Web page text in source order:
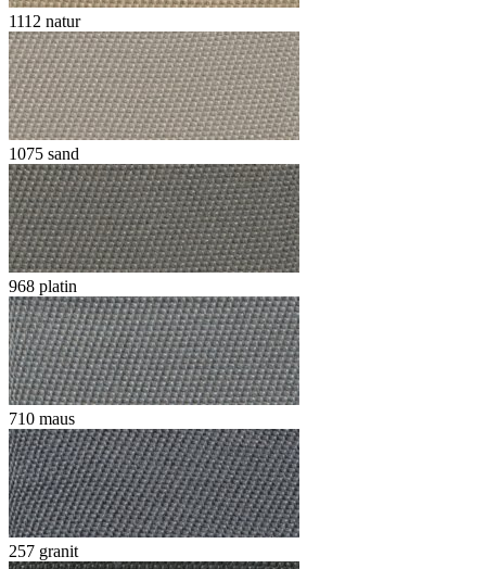
1112 natur
1075 sand
968 platin
710 maus
257 granit